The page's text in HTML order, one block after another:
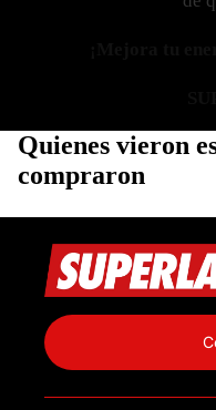
Quienes vieron
compraron
Información de
Política de reembolso
Términos del servicio